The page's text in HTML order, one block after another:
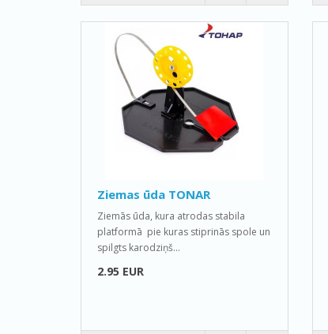
Ziemas ūda TONAR
Ziemās ūda, kura atrodas stabila
platformā pie kuras stiprinās spole un
spilgts karodziņš...
2.95 EUR